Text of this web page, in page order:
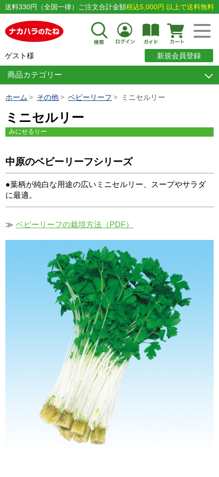
送料330円（全国一律）ご注文合計金額税込5,000円 以上で送料無料
ゲスト様 新規会員登録
商品カテゴリー
ホーム その他 ベビーリーフ ミニセルリー
ミニセルリー
みにせるりー
中原のベビーリーフシリーズ
●葉柄が純白な用途の広いミニセルリー、スープやサラダ
に最適。
≫ ベビーリーフの栽培方法（PDF）